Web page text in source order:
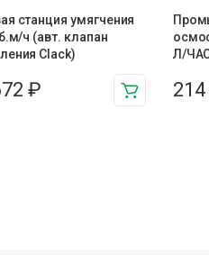
станция умягчения
ч (авт. клапан
Clack)
₽
Л/